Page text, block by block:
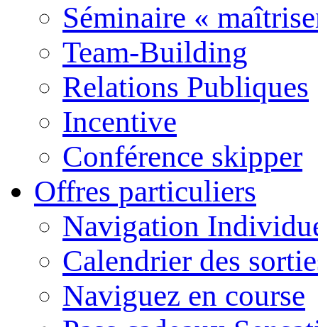
Séminaire «
Team-Building
Relations Publiques
Incentive
Conférence skipper
Offres particuliers
Navigation
Calendrier des
Naviguez en course